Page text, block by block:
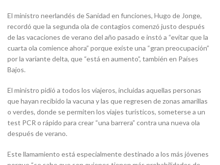
El ministro neerlandés de Sanidad en funciones, Hugo de Jonge,
recordó que la segunda ola de contagios comenzó justo después
de las vacaciones de verano del año pasado e instó a “evitar que la
cuarta ola comience ahora” porque existe una “gran preocupación”
por la variante delta, que “está en aumento”, también en Países
Bajos.
El ministro pidió a todos los viajeros, incluidas aquellas personas
que hayan recibido la vacuna y las que regresen de zonas amarillas
o verdes, donde se permiten los viajes turísticos, someterse a un
test PCR o rápido para crear “una barrera” contra una nueva ola
después de verano.
Este llamamiento está especialmente destinado a los más jóvenes